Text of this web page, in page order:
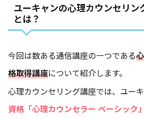
ユーキャンの心理カウンセリン
とは？
今回は数ある通信講座の一つである
格取得講座について紹介します。
心理カウンセリング講座では、ユー
資格「心理カウンセラー ベーシック